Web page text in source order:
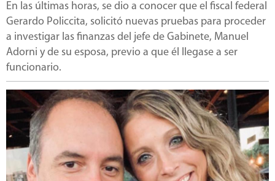
En las últimas horas, se dio a conocer que el fiscal federal
Gerardo Policcita, solicitó nuevas pruebas para proceder
a investigar las finanzas del jefe de Gabinete, Manuel
Adorni y de su esposa, previo a que él llegase a ser
funcionario.